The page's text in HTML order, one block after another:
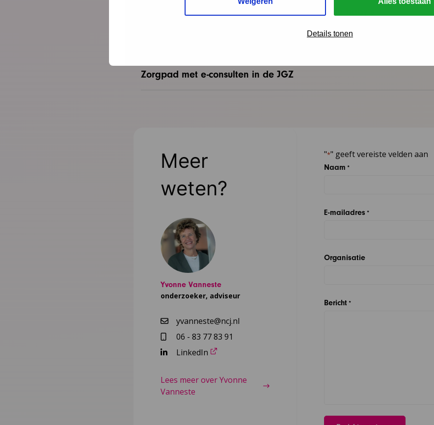
Details tonen
Verbetering van zorg aan ouders van huilende baby’s
Zorgpad met e-consulten in de JGZ
Meer
weten?
Yvonne Vanneste
onderzoeker, adviseur
yvanneste@ncj.nl
06 - 83 77 83 91
LinkedIn
Lees meer over Yvonne
Vanneste
"*" geeft vereiste velden aan
Naam *
E-mailadres *
Organisatie
Bericht *